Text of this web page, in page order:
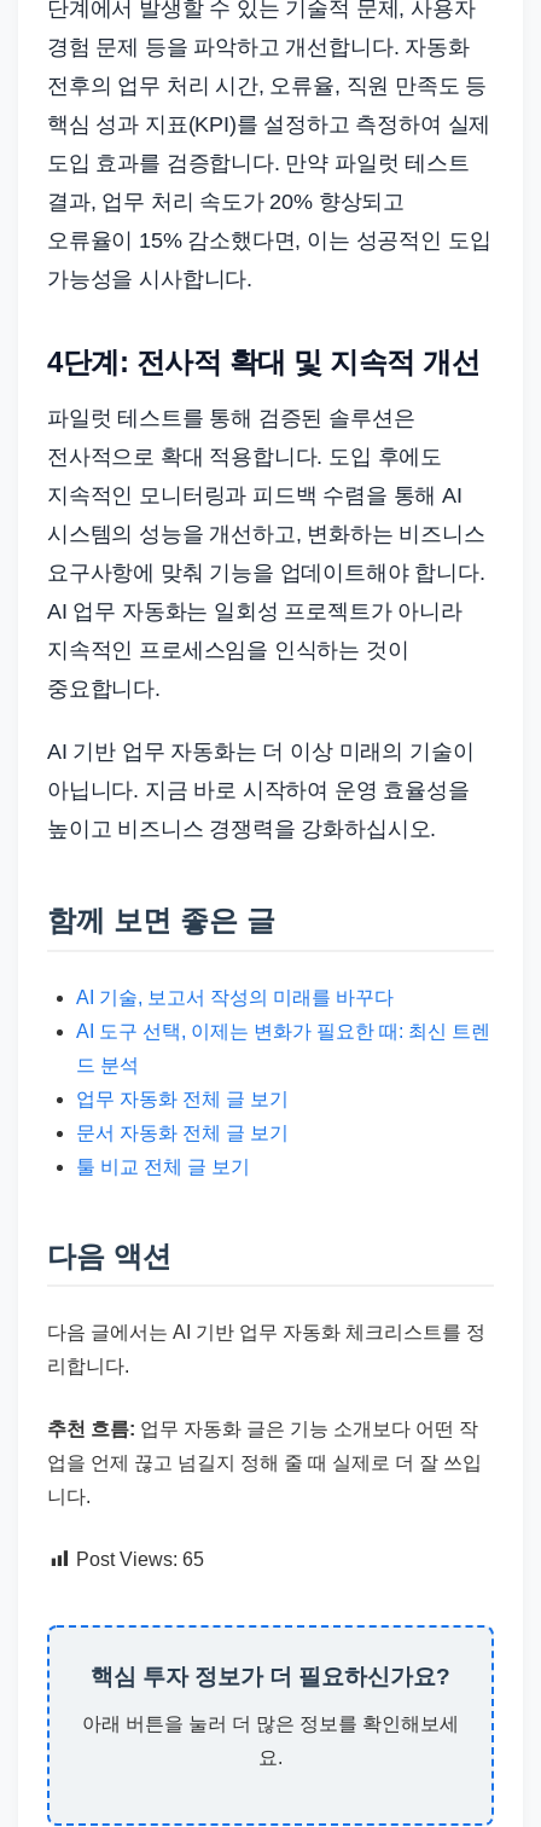
단계에서 발생할 수 있는 기술적 문제, 사용자
경험 문제 등을 파악하고 개선합니다. 자동화
전후의 업무 처리 시간, 오류율, 직원 만족도 등
핵심 성과 지표(KPI)를 설정하고 측정하여 실제
도입 효과를 검증합니다. 만약 파일럿 테스트
결과, 업무 처리 속도가 20% 향상되고
오류율이 15% 감소했다면, 이는 성공적인 도입
가능성을 시사합니다.
4단계: 전사적 확대 및 지속적 개선
파일럿 테스트를 통해 검증된 솔루션은
전사적으로 확대 적용합니다. 도입 후에도
지속적인 모니터링과 피드백 수렴을 통해 AI
시스템의 성능을 개선하고, 변화하는 비즈니스
요구사항에 맞춰 기능을 업데이트해야 합니다.
AI 업무 자동화는 일회성 프로젝트가 아니라
지속적인 프로세스임을 인식하는 것이
중요합니다.
AI 기반 업무 자동화는 더 이상 미래의 기술이
아닙니다. 지금 바로 시작하여 운영 효율성을
높이고 비즈니스 경쟁력을 강화하십시오.
함께 보면 좋은 글
AI 기술, 보고서 작성의 미래를 바꾸다
AI 도구 선택, 이제는 변화가 필요한 때: 최신 트렌
드 분석
업무 자동화 전체 글 보기
문서 자동화 전체 글 보기
툴 비교 전체 글 보기
다음 액션
다음 글에서는 AI 기반 업무 자동화 체크리스트를 정
리합니다.
추천 흐름: 업무 자동화 글은 기능 소개보다 어떤 작
업을 언제 끊고 넘길지 정해 줄 때 실제로 더 잘 쓰입
니다.
Post Views: 65
핵심 투자 정보가 더 필요하신가요?
아래 버튼을 눌러 더 많은 정보를 확인해보세
요.